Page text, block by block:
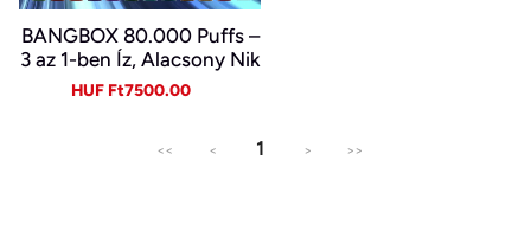
BANGBOX 80.000 Puffs –
3 az 1-ben Íz, Alacsony Nik
otin, Eredeti Újratölthető
Sale
HUF Ft7500.00
<< < 1 > >>